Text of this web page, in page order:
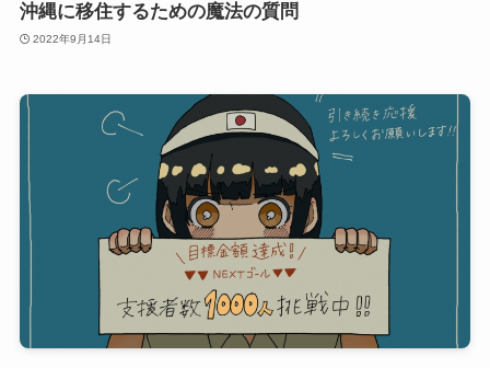
沖縄に移住するための魔法の質問
2022年9月14日